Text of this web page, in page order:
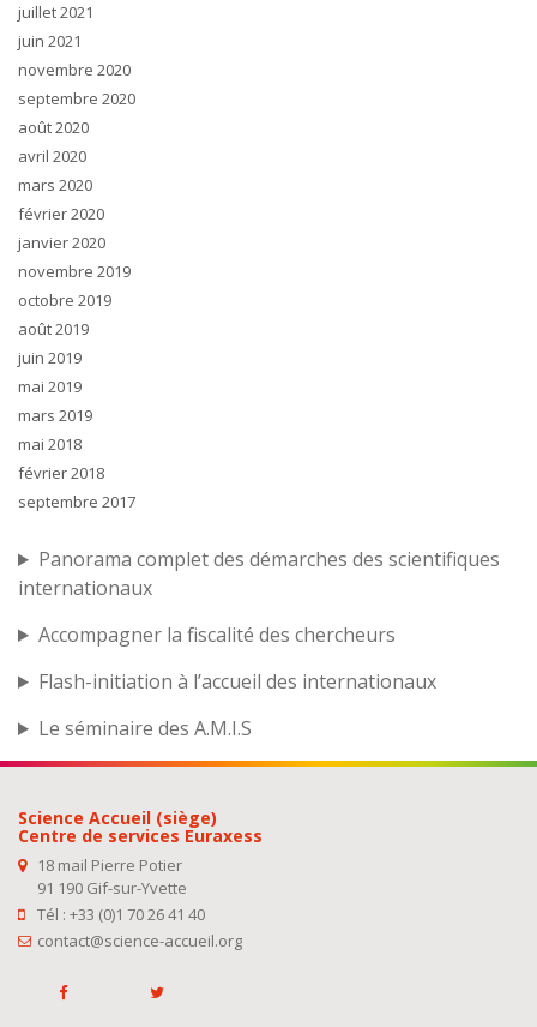
juillet 2021
juin 2021
novembre 2020
septembre 2020
août 2020
avril 2020
mars 2020
février 2020
janvier 2020
novembre 2019
octobre 2019
août 2019
juin 2019
mai 2019
mars 2019
mai 2018
février 2018
septembre 2017
Panorama complet des démarches des scientifiques
internationaux
Accompagner la fiscalité des chercheurs
Flash-initiation à l’accueil des internationaux
Le séminaire des A.M.I.S
Science Accueil (siège)
Centre de services Euraxess
18 mail Pierre Potier
91 190 Gif-sur-Yvette
Tél : +33 (0)1 70 26 41 40
contact@science-accueil.org